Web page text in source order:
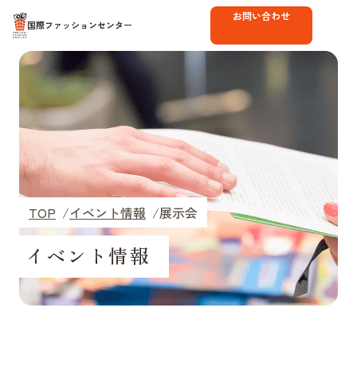
国際ファッションセンター
お問い合わせ
TOP イベント情報 展示会
イベント情報